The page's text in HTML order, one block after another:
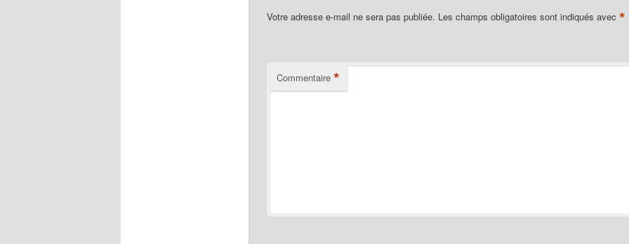
Votre adresse e-mail ne sera pas publiée. Les champs obligatoires sont indiqués avec *
Commentaire *